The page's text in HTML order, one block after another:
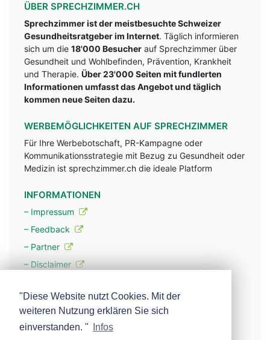
ÜBER SPRECHZIMMER.CH
Sprechzimmer ist der meistbesuchte Schweizer
Gesundheitsratgeber im Internet. Täglich informieren
sich um die 18'000 Besucher auf Sprechzimmer über
Gesundheit und Wohlbefinden, Prävention, Krankheit
und Therapie. Über 23'000 Seiten mit fundlerten
Informationen umfasst das Angebot und täglich
kommen neue Seiten dazu.
WERBEMÖGLICHKEITEN AUF SPRECHZIMMER
Für Ihre Werbebotschaft, PR-Kampagne oder
Kommunikationsstrategie mit Bezug zu Gesundheit oder
Medizin ist sprechzimmer.ch die ideale Platform
INFORMATIONEN
– Impressum
– Feedback
– Partner
– Disclaimer
– Werbung
– Mehr über unsere Experten
"Diese Website nutzt Cookies. Mit der
weiteren Nutzung erklären Sie sich
einverstanden. "
Infos